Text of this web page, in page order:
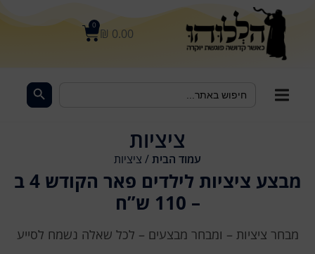
₪ 0.00
0
for:
ציציות
עמוד הבית/ ציציות
מבצע ציציות לילדים פאר הקודש 4 ב
– 110 ש”ח
מבחר ציציות – ומבחר מבצעים – לכל שאלה נשמח לסייע